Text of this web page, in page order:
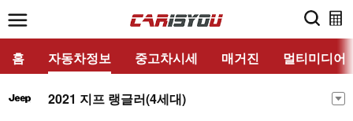
홈 자동차정보 중고차시세 매거진 멀티미디어
2021 지프 랭글러(4세대)